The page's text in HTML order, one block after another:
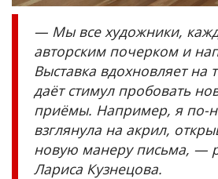
— Мы все художники,
авторским почерком и
Выставка вдохновляет на
даёт стимул пробовать
приёмы. Например, я по-
взглянула на акрил,
новую манеру письма, —
Лариса Кузнецова.